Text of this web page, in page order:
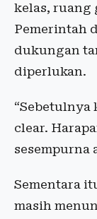
kelas, ruang
Pemerintah
dukungan
diperlukan.
“Sebetulnya
clear.
sesempurna
Sementara
masih